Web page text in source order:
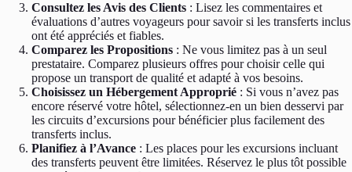
Consultez les Avis des Clients : Lisez les commentaires et
évaluations d’autres voyageurs pour savoir si les transferts inclus
ont été appréciés et fiables.
Comparez les Propositions : Ne vous limitez pas à un seul
prestataire. Comparez plusieurs offres pour choisir celle qui
propose un transport de qualité et adapté à vos besoins.
Choisissez un Hébergement Approprié : Si vous n’avez pas
encore réservé votre hôtel, sélectionnez-en un bien desservi par
les circuits d’excursions pour bénéficier plus facilement des
transferts inclus.
Planifiez à l’Avance : Les places pour les excursions incluant
des transferts peuvent être limitées. Réservez le plus tôt possible